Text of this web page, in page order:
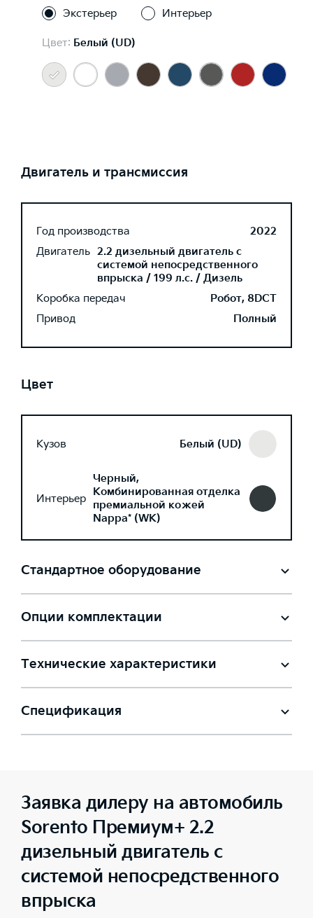
Экстерьер Интерьер
Цвет: Белый (UD)
Двигатель и трансмиссия
Год производства
2022
Двигатель 2.2 дизельный двигатель с
системой непосредственного
впрыска / 199 л.с. / Дизель
Коробка передач
Робот, 8DCT
Привод
Полный
Цвет
Кузов Белый (UD)
Интерьер
Черный,
Комбинированная отделка
премиальной кожей
Nappa* (WK)
Стандартное оборудование
Опции комплектации
Технические характеристики
Спецификация
Заявка дилеру на автомобиль
Sorento Премиум+ 2.2
дизельный двигатель с
системой непосредственного
впрыска